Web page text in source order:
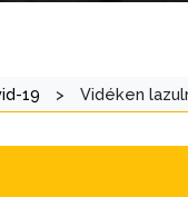
19 > Vidéken